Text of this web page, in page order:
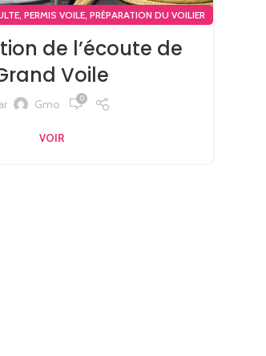
, PERMIS VOILE, PRÉPARATION DU VOILIER
de l’écoute de
Voile
Gmo 0
VOIR